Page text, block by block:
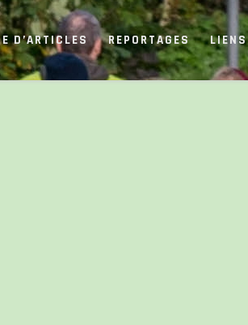
D’ARTICLES REPORTAGES LIENS